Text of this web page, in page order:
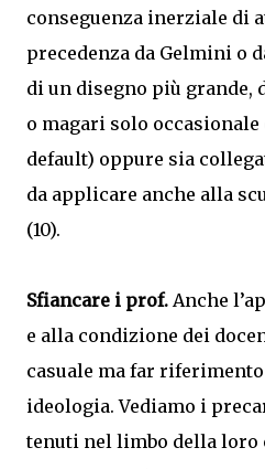
conseguenza inerziale di
precedenza da Gelmini o
di un disegno più grande,
o magari solo
default) oppure sia
da applicare anche alla
(10).
Sfiancare i prof. Anche
e alla condizione dei
casuale ma far
ideologia. Vediamo i
tenuti nel limbo della